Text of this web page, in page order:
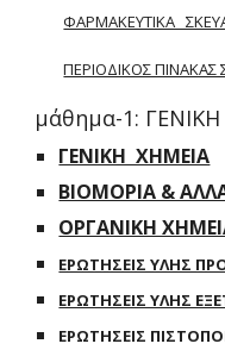
ΦΑΡΜΑΚΕΥΤΙΚΑ
ΠΕΡΙΟΔΙΚΟΣ ΠΙΝΑΚΑΣ
μάθημα-1:
ΓΕΝΙΚΗ ΧΗΜΕΙΑ
ΒΙΟΜΟΡΙΑ &
ΟΡΓΑΝΙΚΗ
ΕΡΩΤΗΣΕΙΣ ΥΛΗΣ
ΕΡΩΤΗΣΕΙΣ ΥΛΗΣ
ΕΡΩΤΗΣΕΙΣ